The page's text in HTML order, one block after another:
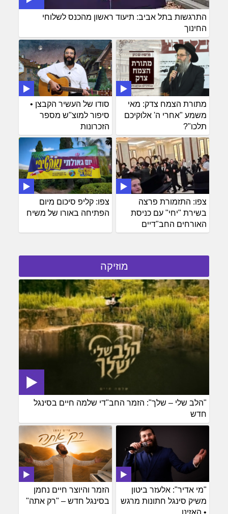
התרגשות בתל אביב: תיעוד ראשון מהכנס לשלוחי
החינוך
סודו של העשיר הקבצן •
סיפור למוצ"ש מספר
הזכרונות
מתורת הצמח צדק: מאי
משמע "אחרי ה' אלוקיכם
תלכו"?
צפו: קליפ סיכום מיום
הפתיחה באורו של משיח
צפו: התזמורת פרצה
בשירת "יחי" עם כניסת
האורחים החב"דיים
מוזיקה
"הלב שלי – שלך": הזמר החב"די שלמה חיים בסינגל
חדש
הזמר והיוצר חיים נחמן
בסינגל חדש – "רק אתה"
"מי אדיר": אלעזר ביטון
משיק סינגל חתונות מרגש
• האזינו